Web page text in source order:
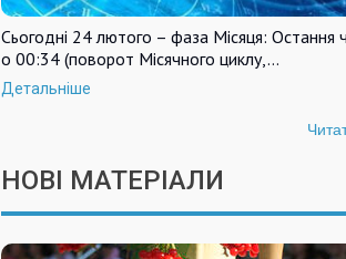
Сьогодні 24 лютого – фаза Місяця: Остання
о 00:34 (поворот Місячного циклу,…
Детальніше
НОВІ МАТЕРІАЛИ